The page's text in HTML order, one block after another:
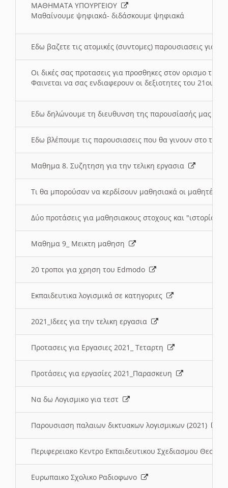
ΜΑΘΗΜΑΤΑ ΥΠΟΥΡΓΕΙΟΥ
Μαθαίνουμε ψηφιακά- διδάσκουμε ψηφιακά
Εδω βαζετε τις ατομικές (συντομες) παρουσιασεις για
Οι δικές σας προτασεις για προσθηκες στον ορισμο
Φαινεται να σας ενδιαφερουν οι δεξιοτητες του 21ου
Εδω δηλώνουμε τη διευθυνση της παρουσίασής μας
Εδω βλέπουμε τις παρουσιασεις που θα γινουν στο
Μαθημα 8. Συζητηση για την τελικη εργασια
Τι θα μπορούσαν να κερδίσουν μαθησιακά οι μαθητές/
Δύο προτάσεις για μαθησιακους στοχους και "ιστορία"
Μαθημα 9_ Μεικτη μαθηση
20 τροποι για χρηση του Edmodo
Εκπαιδευτικα λογισμικά σε κατηγοριες
2021_Ιδεες για την τελικη εργασια
Προτασεις για Εργασιες 2021_ Τεταρτη
Προτάσεις για εργασίες 2021_Παρασκευη
Να δω Λογισμικο για τεστ
Παρουσιαση παλαιων δικτυακων λογισμικων (2021)
Περιφερειακο Κεντρο Εκπαιδευτικου Σχεδιασμου
Ευρωπαικο Σχολικο Ραδιοφωνο